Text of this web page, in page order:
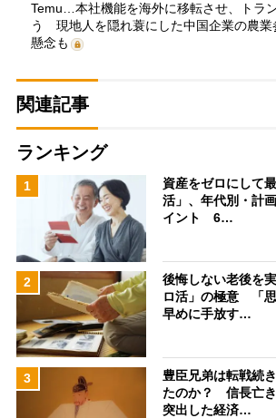
Temu…本社機能を海外に移転させ、トラ
う 現地人を隠れ蓑にした中国企業の農業
懸念も
関連記事
ランキング
1
資産をゼロにして
活」、年代別・計
イント 6…
2
後悔しない老後を
ロ活」の極意 「
早めに手放す…
3
豊臣兄弟は転戦続
たのか？ 信長亡
突出した経済…